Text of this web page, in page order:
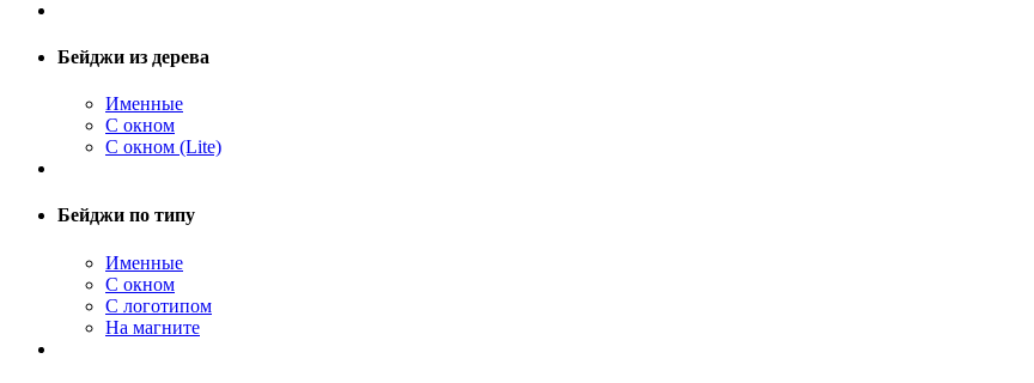
Бейджи из дерева
Именные
С окном
С окном (Lite)
Бейджи по типу
Именные
С окном
С логотипом
На магните